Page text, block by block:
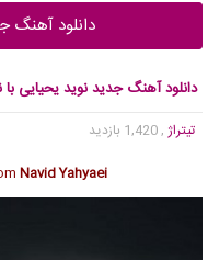
دانلود آهنگ
دانلود آهنگ جدید نوید یحیایی
تیتراژ , 1,420 بازدید
Navid Yahyaei